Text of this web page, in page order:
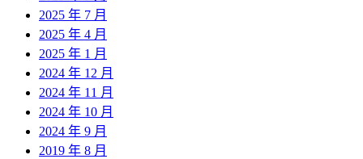
2025 年 7 月
2025 年 4 月
2025 年 1 月
2024 年 12 月
2024 年 11 月
2024 年 10 月
2024 年 9 月
2019 年 8 月